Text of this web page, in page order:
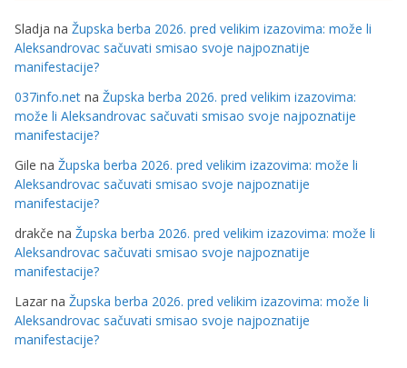
Sladja na Župska berba 2026. pred velikim izazovima: može li
Aleksandrovac sačuvati smisao svoje najpoznatije
manifestacije?
037info.net na Župska berba 2026. pred velikim izazovima:
može li Aleksandrovac sačuvati smisao svoje najpoznatije
manifestacije?
Gile na Župska berba 2026. pred velikim izazovima: može li
Aleksandrovac sačuvati smisao svoje najpoznatije
manifestacije?
drakče na Župska berba 2026. pred velikim izazovima: može li
Aleksandrovac sačuvati smisao svoje najpoznatije
manifestacije?
Lazar na Župska berba 2026. pred velikim izazovima: može li
Aleksandrovac sačuvati smisao svoje najpoznatije
manifestacije?